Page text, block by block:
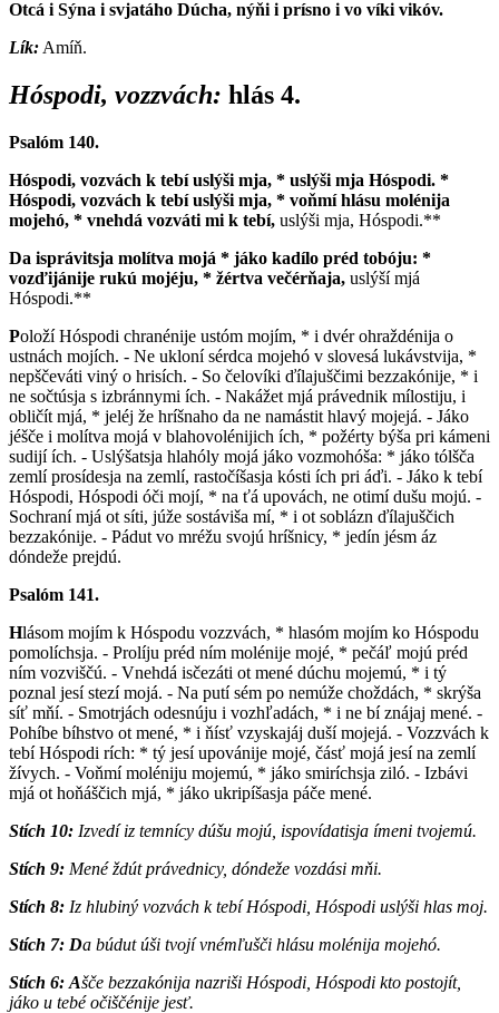
Otcá i Sýna i svjatáho Dúcha, nýňi i prísno i vo víki vikóv.
Lík: Amíň.
Hóspodi, vozzvách: hlás 4.
Psalóm 140.
Hóspodi, vozvách k tebí uslýši mja, * uslýši mja Hóspodi. *
Hóspodi, vozvách k tebí uslýši mja, * voňmí hlásu molénija
mojehó, * vnehdá vozváti mi k tebí, uslýši mja, Hóspodi.**
Da isprávitsja molítva mojá * jáko kadílo préd tobóju: *
vozďijánije rukú mojéju, * žértva večérňaja, uslýší mjá
Hóspodi.**
Položí Hóspodi chranénije ustóm mojím, * i dvér ohraždénija o
ustnách mojích. - Ne ukloní sérdca mojehó v slovesá lukávstvija, *
nepščeváti viný o hrisích. - So čelovíki ďílajuščimi bezzakónije, * i
ne sočtúsja s izbránnymi ích. - Nakážet mjá právednik mílostiju, i
obličít mjá, * jeléj že hríšnaho da ne namástit hlavý mojejá. - Jáko
jéšče i molítva mojá v blahovolénijich ích, * požérty býša pri kámeni
sudijí ích. - Uslýšatsja hlahóly mojá jáko vozmohóša: * jáko tólšča
zemlí prosídesja na zemlí, rastočíšasja kósti ích pri áďi. - Jáko k tebí
Hóspodi, Hóspodi óči mojí, * na ťá upovách, ne otimí dušu mojú. -
Sochraní mjá ot síti, júže sostáviša mí, * i ot soblázn ďílajuščich
bezzakónije. - Pádut vo mréžu svojú hríšnicy, * jedín jésm áz
dóndeže prejdú.
Psalóm 141.
Hlásom mojím k Hóspodu vozzvách, * hlasóm mojím ko Hóspodu
pomolíchsja. - Prolíju préd ním molénije mojé, * pečáľ mojú préd
ním vozviščú. - Vnehdá isčezáti ot mené dúchu mojemú, * i tý
poznal jesí stezí mojá. - Na putí sém po nemúže choždách, * skrýša
síť mňí. - Smotrjách odesnúju i vozhľadách, * i ne bí znájaj mené. -
Pohíbe bíhstvo ot mené, * i ňísť vzyskajáj duší mojejá. - Vozzvách k
tebí Hóspodi rích: * tý jesí upovánije mojé, čásť mojá jesí na zemlí
žívych. - Voňmí moléniju mojemú, * jáko smiríchsja ziló. - Izbávi
mjá ot hoňáščich mjá, * jáko ukripíšasja páče mené.
Stích 10: Izvedí iz temnícy dúšu mojú, ispovídatisja ímeni tvojemú.
Stích 9: Mené ždút právednicy, dóndeže vozdási mňi.
Stích 8: Iz hlubiný vozvách k tebí Hóspodi, Hóspodi uslýši hlas moj.
Stích 7: Da búdut úši tvojí vnémľušči hlásu molénija mojehó.
Stích 6: Ašče bezzakónija nazriši Hóspodi, Hóspodi kto postojít,
jáko u tebé očiščénije jesť.